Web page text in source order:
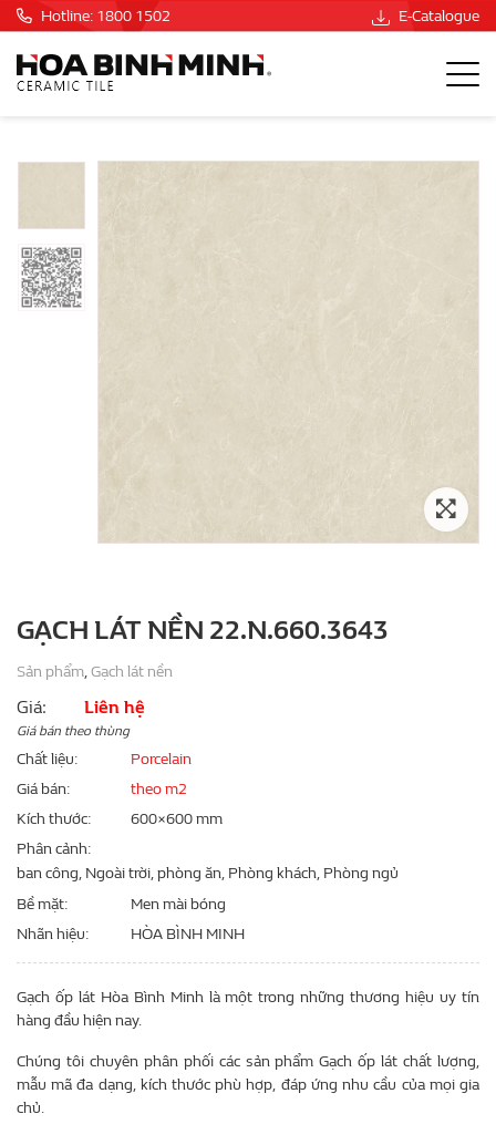
Hotline: 1800 1502 E-Catalogue
GẠCH LÁT NỀN 22.N.660.3643
Sản phẩm,Gạch lát nền
Giá: Liên hệ
Giá bán theo thùng
Chất liệu
Porcelain
Giá bán
theo m2
Kích thước
600×600 mm
Phân cảnh
ban công, Ngoài trời, phòng ăn, Phòng khách, Phòng ngủ
Bề mặt
Men mài bóng
Nhãn hiệu
HÒA BÌNH MINH
Gạch ốp lát Hòa Bình Minh là một trong những thương hiệu uy tín
hàng đầu hiện nay.
Chúng tôi chuyên phân phối các sản phẩm Gạch ốp lát chất lượng,
mẫu mã đa dạng, kích thước phù hợp, đáp ứng nhu cầu của mọi gia
chủ.